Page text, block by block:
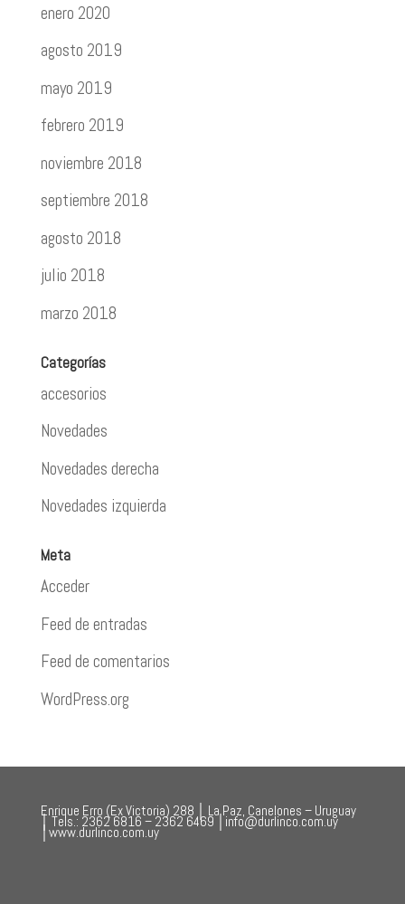
enero 2020
agosto 2019
mayo 2019
febrero 2019
noviembre 2018
septiembre 2018
agosto 2018
julio 2018
marzo 2018
Categorías
accesorios
Novedades
Novedades derecha
Novedades izquierda
Meta
Acceder
Feed de entradas
Feed de comentarios
WordPress.org
Enrique Erro (Ex Victoria) 288 │ La Paz, Canelones – Uruguay
│ Tels.: 2362 6816 – 2362 6469 │info@durlinco.com.uy
│www.durlinco.com.uy